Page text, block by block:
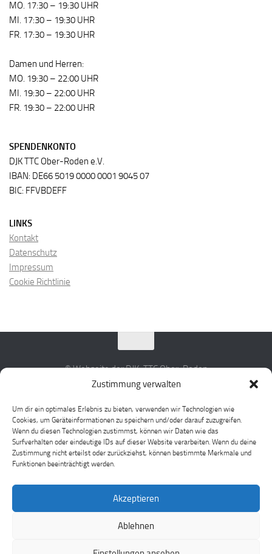
Zustimmung verwalten
Um dir ein optimales Erlebnis zu bieten, verwenden wir Technologien wie
Cookies, um Geräteinformationen zu speichern und/oder darauf zuzugreifen.
Wenn du diesen Technologien zustimmst, können wir Daten wie das
Surfverhalten oder eindeutige IDs auf dieser Website verarbeiten. Wenn du deine
Zustimmung nicht erteilst oder zurückziehst, können bestimmte Merkmale und
Funktionen beeinträchtigt werden.
Akzeptieren
Ablehnen
MO. 17:30 – 19:30 UHR
MI. 17:30 – 19:30 UHR
FR. 17:30 – 19:30 UHR
Damen und Herren:
MO. 19:30 – 22:00 UHR
MI. 19:30 – 22:00 UHR
FR. 19:30 – 22:00 UHR
SPENDENKONTO
DJK TTC Ober-Roden e.V.
IBAN: DE66 5019 0000 0001 9045 07
BIC: FFVBDEFF
LINKS
Kontakt
Datenschutz
Impressum
Cookie Richtlinie
© Webseite der DJK-TTC Ober-Roden